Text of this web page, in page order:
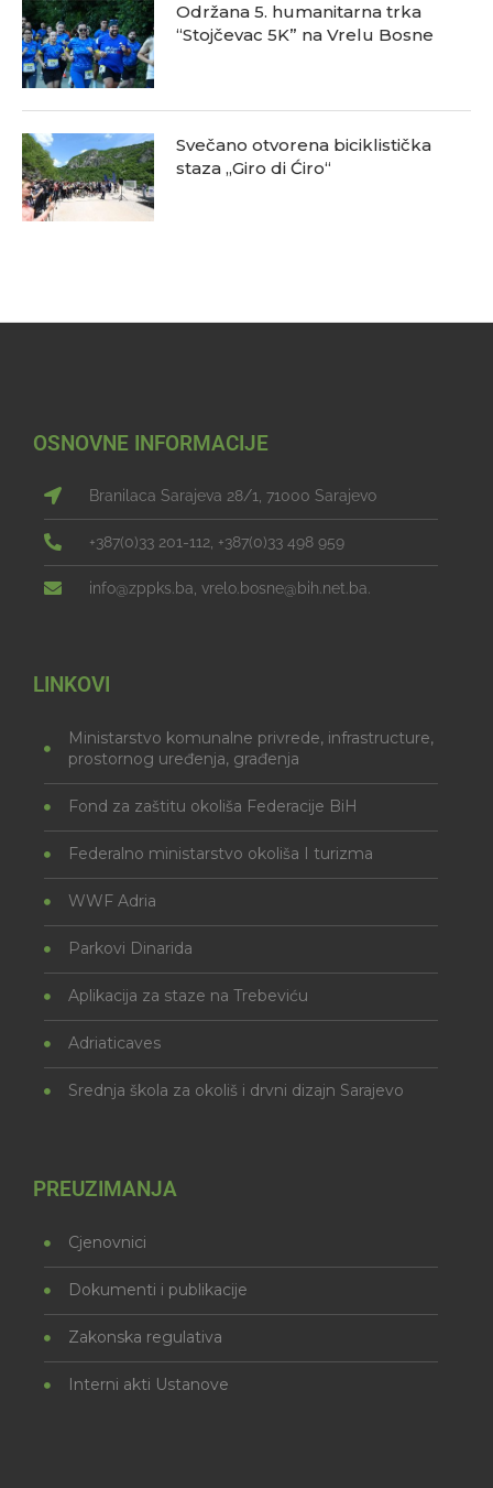
Održana 5. humanitarna trka
“Stojčevac 5K” na Vrelu Bosne
Svečano otvorena biciklistička
staza „Giro di Ćiro“
OSNOVNE INFORMACIJE
Branilaca Sarajeva 28/1, 71000 Sarajevo
+387(0)33 201-112, +387(0)33 498 959
info@zppks.ba, vrelo.bosne@bih.net.ba.
LINKOVI
Ministarstvo komunalne privrede, infrastructure,
prostornog uređenja, građenja
Fond za zaštitu okoliša Federacije BiH
Federalno ministarstvo okoliša I turizma
WWF Adria
Parkovi Dinarida
Aplikacija za staze na Trebeviću
Adriaticaves
Srednja škola za okoliš i drvni dizajn Sarajevo
PREUZIMANJA
Cjenovnici
Dokumenti i publikacije
Zakonska regulativa
Interni akti Ustanove